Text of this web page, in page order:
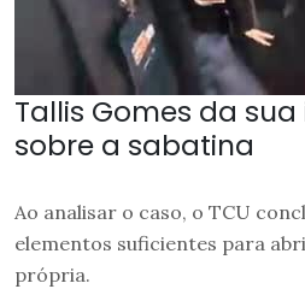
Tallis Gomes da
sobre a sabatina
Ao analisar o caso, o TCU
elementos suficientes para
própria.